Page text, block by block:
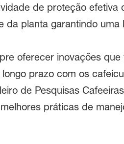
de proteção
da planta garantindo uma
oferecer inovações
prazo com os
de Pesquisas
práticas de